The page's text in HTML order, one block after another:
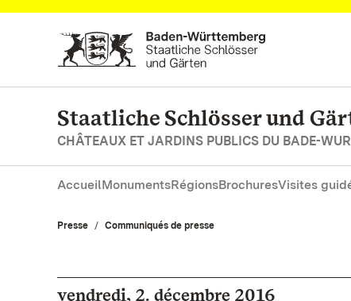
Vers la page d’accueil
Staatliche Schlösser und
CHÂTEAUX ET JARDINS PUBLICS DU BADE-
AccueilMonumentsRégionsBrochuresVisites
Presse Communiqués de presse
vendredi, 2. décembre 2016